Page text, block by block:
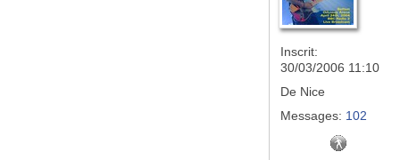
Inscrit:
30/03/2006 11:10
De Nice
Messages: 102